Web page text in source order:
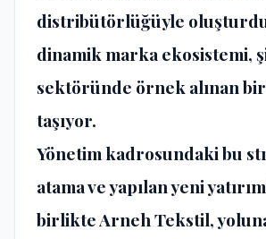
distribütörlüğüyle
dinamik marka ekosistemi,
sektöründe örnek alınan
taşıyor.
Yönetim kadrosundaki bu
atama ve yapılan yeni
birlikte Arneh Tekstil,